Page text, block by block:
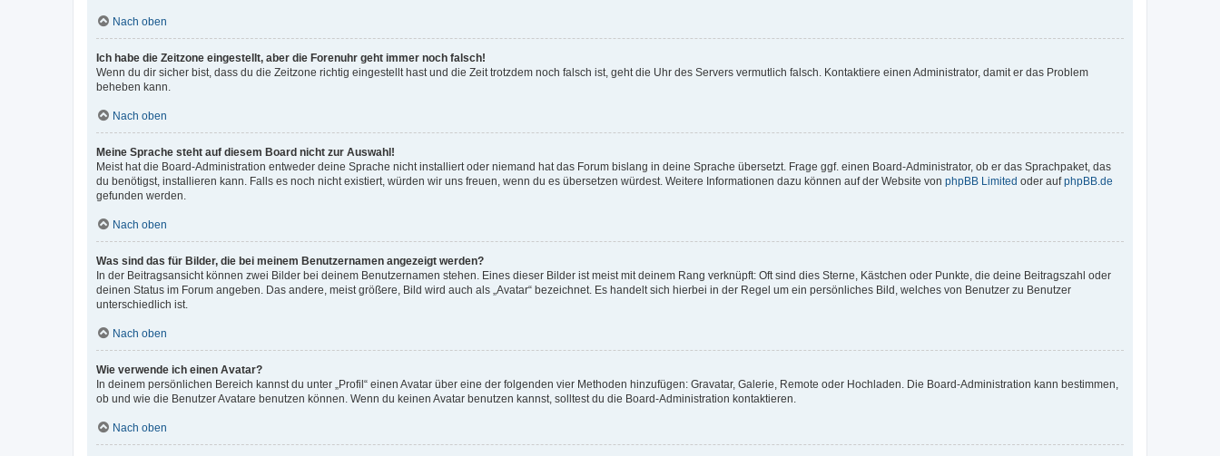
Nach oben
Ich habe die Zeitzone eingestellt, aber die Forenuhr geht immer noch falsch!
Wenn du dir sicher bist, dass du die Zeitzone richtig eingestellt hast und die Zeit trotzdem noch falsch ist, geht die Uhr des Servers vermutlich falsch. Kontaktiere einen Administrator, damit er das Problem
beheben kann.
Nach oben
Meine Sprache steht auf diesem Board nicht zur Auswahl!
Meist hat die Board-Administration entweder deine Sprache nicht installiert oder niemand hat das Forum bislang in deine Sprache übersetzt. Frage ggf. einen Board-Administrator, ob er das Sprachpaket, das
du benötigst, installieren kann. Falls es noch nicht existiert, würden wir uns freuen, wenn du es übersetzen würdest. Weitere Informationen dazu können auf der Website von phpBB Limited oder aufphpBB.de
gefunden werden.
Nach oben
Was sind das für Bilder, die bei meinem Benutzernamen angezeigt werden?
In der Beitragsansicht können zwei Bilder bei deinem Benutzernamen stehen. Eines dieser Bilder ist meist mit deinem Rang verknüpft: Oft sind dies Sterne, Kästchen oder Punkte, die deine Beitragszahl oder
deinen Status im Forum angeben. Das andere, meist größere, Bild wird auch als „Avatar“ bezeichnet. Es handelt sich hierbei in der Regel um ein persönliches Bild, welches von Benutzer zu Benutzer
unterschiedlich ist.
Nach oben
Wie verwende ich einen Avatar?
In deinem persönlichen Bereich kannst du unter „Profil“ einen Avatar über eine der folgenden vier Methoden hinzufügen: Gravatar, Galerie, Remote oder Hochladen. Die Board-Administration kann bestimmen,
ob und wie die Benutzer Avatare benutzen können. Wenn du keinen Avatar benutzen kannst, solltest du die Board-Administration kontaktieren.
Nach oben